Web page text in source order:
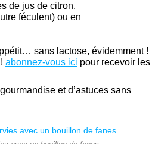
de jus de citron.
féculent) ou en
sans lactose, évidemment !
abonnez-vous ici pour recevoir les
et d’astuces sans